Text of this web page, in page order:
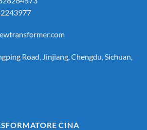
Road, Jinjiang, Chengdu, Sichuan,
CINA